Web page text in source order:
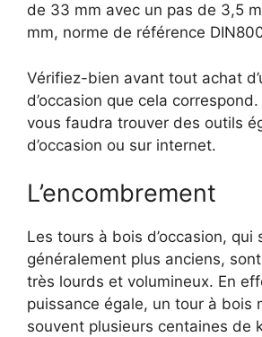
de 33 mm avec un pas de 3,5
mm, norme de référence
Vérifiez-bien avant tout achat
d’occasion que cela
vous faudra trouver des outils
d’occasion ou sur internet.
L’encombrement
Les tours à bois d’occasion, qui
généralement plus anciens,
très lourds et volumineux. En
puissance égale, un tour à bois
souvent plusieurs centaines de